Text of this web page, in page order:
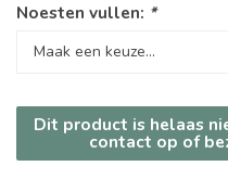
Noesten vullen: *
Dit product is helaas
contact op of